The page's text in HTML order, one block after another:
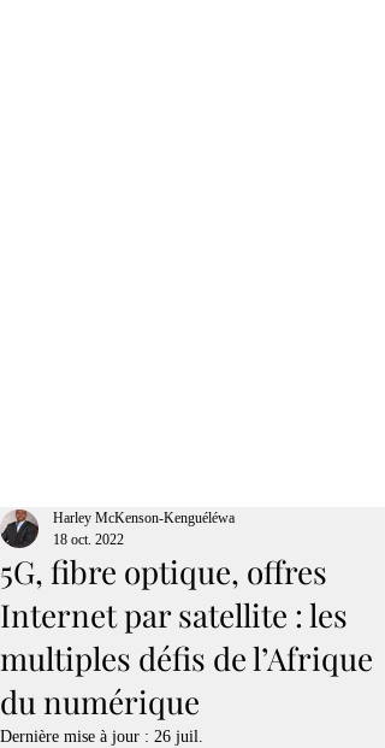
5G, fibre optique, offres
Internet par satellite : les
multiples défis de l’Afrique
du numérique
Harley McKenson-Kenguéléwa
18 oct. 2022
Dernière mise à jour : 26 juil.